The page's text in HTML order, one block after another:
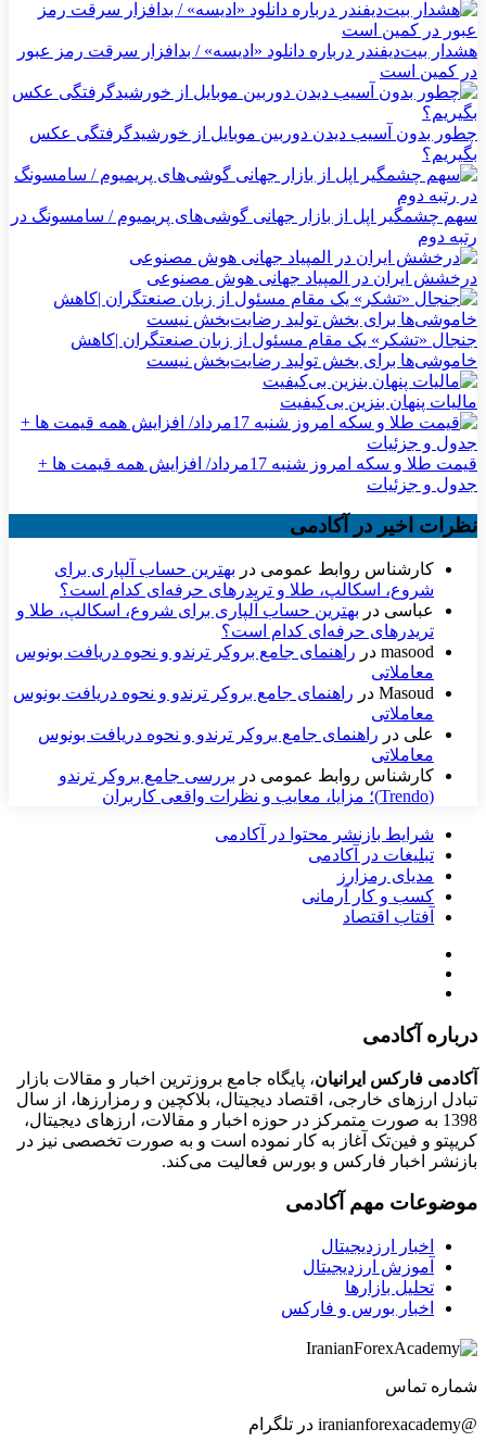
هشدار بیت‌دیفندر درباره دانلود «ادیسه» / بدافزار سرقت رمز عبور
در کمین است
چطور بدون آسیب دیدن دوربین موبایل از خورشیدگرفتگی عکس
بگیریم؟
سهم چشمگیر اپل از بازار جهانی گوشی‌های پریمیوم / سامسونگ در
رتبه دوم
درخشش ایران در المپیاد جهانی هوش مصنوعی
جنجال «تشکر» یک مقام مسئول از زبان صنعتگران |کاهش
خاموشی‌ها برای بخش تولید رضایت‌بخش نیست
مالیات پنهان بنزین بی‌کیفیت
قیمت طلا و سکه امروز شنبه 17مرداد/ افزایش همه قیمت ها +
جدول و جزئیات
نظرات اخیر در آکادمی
کارشناس روابط عمومی در بهترین حساب آلپاری برای
شروع، اسکالپ، طلا و تریدرهای حرفه‌ای کدام است؟
عباسی در بهترین حساب آلپاری برای شروع، اسکالپ، طلا و
تریدرهای حرفه‌ای کدام است؟
masood در راهنمای جامع بروکر ترندو و نحوه دریافت بونوس
معاملاتی
Masoud در راهنمای جامع بروکر ترندو و نحوه دریافت بونوس
معاملاتی
علی در راهنمای جامع بروکر ترندو و نحوه دریافت بونوس
معاملاتی
کارشناس روابط عمومی در بررسی جامع بروکر ترندو
(Trendo)؛ مزایا، معایب و نظرات واقعی کاربران
شرایط بازنشر محتوا در آکادمی
تبلیغات در آکادمی
مدیای رمزارز
کسب و کار آرمانی
آفتاب اقتصاد
درباره آکادمی
آکادمی فارکس ایرانیان، پایگاه جامع بروزترین اخبار و مقالات بازار
تبادل ارزهای خارجی، اقتصاد دیجیتال، بلاکچین و رمزارزها، از سال
1398 به صورت متمرکز در حوزه اخبار و مقالات، ارزهای‌ دیجیتال،
کریپتو و فین‌تک آغاز به کار نموده است و به صورت تخصصی نیز در
بازنشر اخبار فارکس و بورس فعالیت می‌کند.
موضوعات مهم آکادمی
اخبار ارزدیجیتال
آموزش ارزدیجیتال
تحلیل بازارها
اخبار بورس و فارکس
شماره تماس
@iranianforexacademy در تلگرام